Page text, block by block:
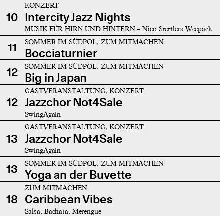
10
KONZERT
Intercity Jazz Nights
MUSIK FÜR HIRN UND HINTERN – Nico Stettlers Weepack
11 SOMMER IM SÜDPOL, ZUM MITMACHEN
Bocciaturnier
12
SOMMER IM SÜDPOL, ZUM MITMACHEN
Big in Japan
12
GASTVERANSTALTUNG, KONZERT
Jazzchor Not4Sale
SwingAgain
13
GASTVERANSTALTUNG, KONZERT
Jazzchor Not4Sale
SwingAgain
13 SOMMER IM SÜDPOL, ZUM MITMACHEN
Yoga an der Buvette
18
ZUM MITMACHEN
Caribbean Vibes
Salsa, Bachata, Merengue